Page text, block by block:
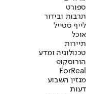
ספורט
תרבות ובידור
לייף סטייל
אוכל
תיירות
טכנולוגיה ומדע
הורוסקופ
ForReal
מגזין השבוע
דעות